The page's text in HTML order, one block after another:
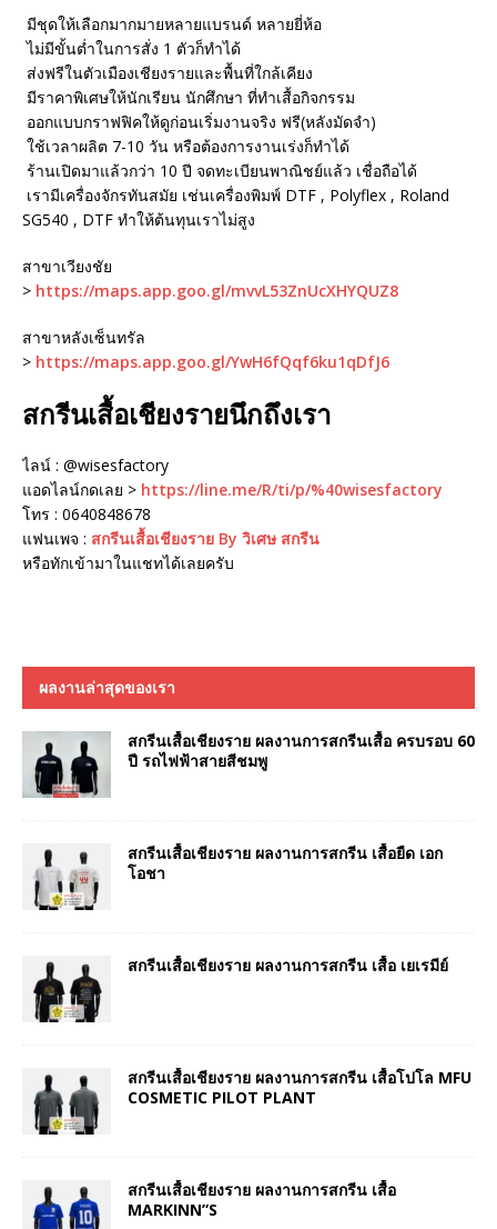
มีชุดให้เลือกมากมายหลายแบรนด์ หลายยี่ห้อ
ไม่มีขั้นต่ำในการสั่ง 1 ตัวก็ทำได้
ส่งฟรีในตัวเมืองเชียงรายและพื้นที่ใกล้เคียง
มีราคาพิเศษให้นักเรียน นักศึกษา ที่ทำเสื้อกิจกรรม
ออกแบบกราฟฟิคให้ดูก่อนเริ่มงานจริง ฟรี(หลังมัดจำ)
ใช้เวลาผลิต 7-10 วัน หรือต้องการงานเร่งก็ทำได้
ร้านเปิดมาแล้วกว่า 10 ปี จดทะเบียนพาณิชย์แล้ว เชื่อถือได้
เรามีเครื่องจักรทันสมัย เช่นเครื่องพิมพ์ DTF , Polyflex , Roland
SG540 , DTF ทำให้ต้นทุนเราไม่สูง
สาขาเวียงชัย
> https://maps.app.goo.gl/mvvL53ZnUcXHYQUZ8
สาขาหลังเซ็นทรัล
> https://maps.app.goo.gl/YwH6fQqf6ku1qDfJ6
สกรีนเสื้อเชียงรายนึกถึงเรา
ไลน์ : @wisesfactory
แอดไลน์กดเลย > https://line.me/R/ti/p/%40wisesfactory
โทร : 0640848678
แฟนเพจ : สกรีนเสื้อเชียงราย By วิเศษ สกรีน
หรือทักเข้ามาในแชทได้เลยครับ
ผลงานล่าสุดของเรา
สกรีนเสื้อเชียงราย ผลงานการสกรีนเสื้อ ครบรอบ 60
ปี รถไฟฟ้าสายสีชมพู
สกรีนเสื้อเชียงราย ผลงานการสกรีน เสื้อยืด เอก
โอชา
สกรีนเสื้อเชียงราย ผลงานการสกรีน เสื้อ เยเรมีย์
สกรีนเสื้อเชียงราย ผลงานการสกรีน เสื้อโปโล MFU
COSMETIC PILOT PLANT
สกรีนเสื้อเชียงราย ผลงานการสกรีน เสื้อ
MARKINN”S